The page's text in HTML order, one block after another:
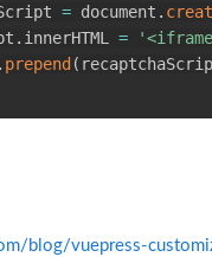
= document .
. innerHTML =
prepend (
blog/vuepress-